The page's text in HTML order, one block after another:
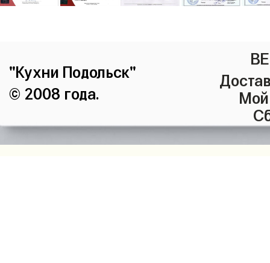
"Кухни Подольск"
© 2008 года.